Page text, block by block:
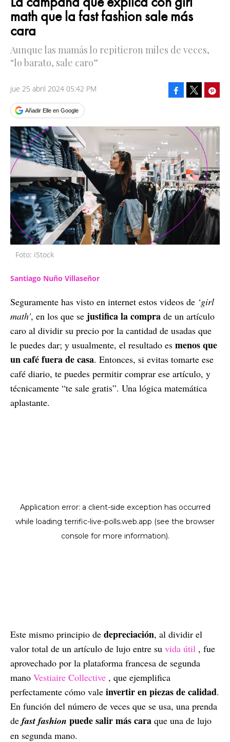
math que la fast fashion sale más
cara
Aunque las mamás lo repitieron miles de veces,
“lo barato, sale caro”
jue 25 abril 2024 05:42 PM
Añadir Elle en Google
Facebook
Foto: iStock
Santiago Nuño Villaseñor
Seguramente has visto en internet estos videos de ‘girl
math', en los que se justifica la compra de un artículo
caro al dividir su precio por la cantidad de usadas que
le puedes dar; y usualmente, el resultado es menos que
un café fuera de casa. Entonces, si evitas tomarte ese
café diario, te puedes permitir comprar ese artículo, y
técnicamente “te sale gratis”. Una lógica matemática
aplastante.
Este mismo principio de depreciación, al dividir el
valor total de un artículo de lujo entre su vida útil , fue
aprovechado por la plataforma francesa de segunda
mano Vestiaire Collective , que ejemplifica
perfectamente cómo vale invertir en piezas de calidad.
En función del número de veces que se usa, una prenda
de fast fashion puede salir más cara que una de lujo
en segunda mano.